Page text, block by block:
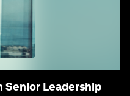
Senior Leadership